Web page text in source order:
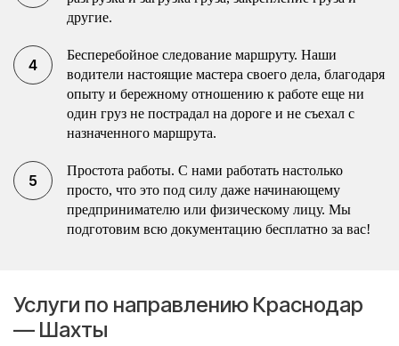
другие.
Бесперебойное следование маршруту. Наши
водители настоящие мастера своего дела, благодаря
опыту и бережному отношению к работе еще ни
один груз не пострадал на дороге и не съехал с
назначенного маршрута.
Простота работы. С нами работать настолько
просто, что это под силу даже начинающему
предпринимателю или физическому лицу. Мы
подготовим всю документацию бесплатно за вас!
Услуги по направлению Краснодар
— Шахты